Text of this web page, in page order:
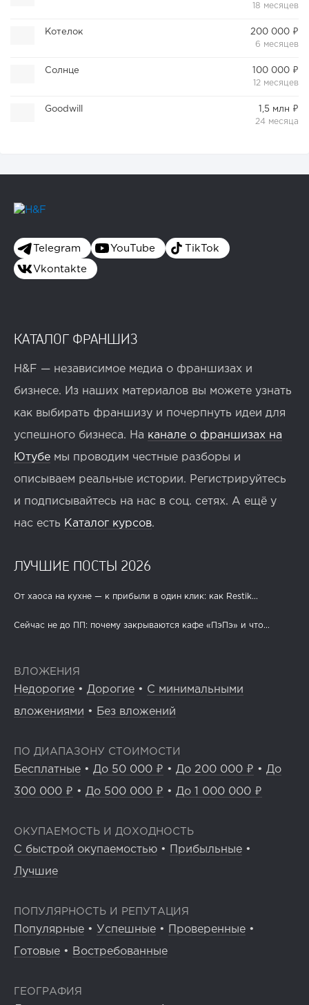
18 месяцев
Котелок
200 000 ₽
6 месяцев
Солнце
100 000 ₽
12 месяцев
Goodwill
1,5 млн ₽
24 месяца
Telegram YouTube TikTok
Vkontakte
КАТАЛОГ ФРАНШИЗ
H&F — независимое медиа о франшизах и
бизнесе. Из наших материалов вы можете узнать
как выбирать франшизу и почерпнуть идеи для
успешного бизнеса. На канале о франшизах на
Ютубе мы проводим честные разборы и
описываем реальные истории. Регистрируйтесь
и подписывайтесь на нас в соц. сетях. А ещё у
нас есть Каталог курсов.
ЛУЧШИЕ ПОСТЫ 2026
От хаоса на кухне — к прибыли в один клик: как Restik...
Сейчас не до ПП: почему закрываются кафе «ПэПэ» и что...
ВЛОЖЕНИЯ
Недорогие • Дорогие • С минимальными
вложениями • Без вложений
ПО ДИАПАЗОНУ СТОИМОСТИ
Бесплатные • До 50 000 ₽ • До 200 000 ₽ • До
300 000 ₽ • До 500 000 ₽ • До 1 000 000 ₽
ОКУПАЕМОСТЬ И ДОХОДНОСТЬ
С быстрой окупаемостью • Прибыльные •
Лучшие
ПОПУЛЯРНОСТЬ И РЕПУТАЦИЯ
Популярные • Успешные • Проверенные •
Готовые • Востребованные
ГЕОГРАФИЯ